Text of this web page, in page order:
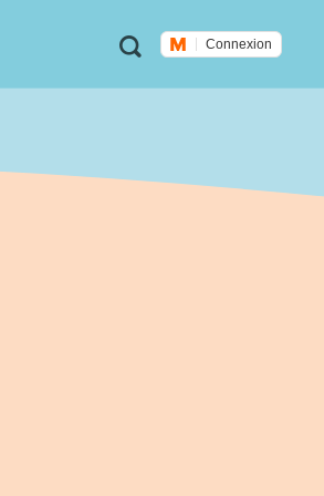
Métanavigation
RechercheConnexion